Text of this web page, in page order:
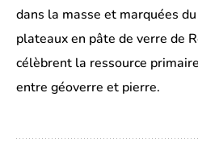
dans la masse et marquées
plateaux en pâte de verre de
célèbrent la ressource
entre géoverre et pierre.